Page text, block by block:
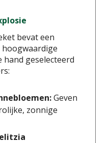
bevat een
hand geselecteerd
Geven
zonnige